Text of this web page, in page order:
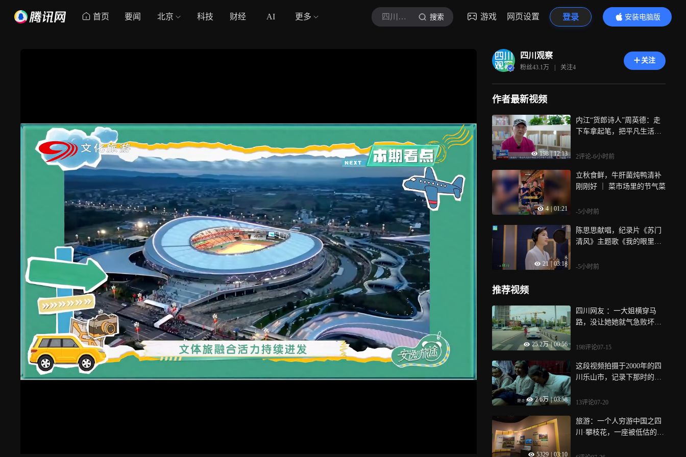
首页 要闻 北京 科技 财经 AI 更多 四川观察 搜索 游戏 网页设置 登录
安装电脑版
内容更精彩
四川观察
粉丝43.1万 | 关注4
关注
作者最新视频
198 | 12:13
内江“货郎诗人”周英德：走
下车拿起笔，把平凡生活过
2评论-6小时前
4 01:21
立秋食鲜，牛肝菌炖鸭清补
刚刚好 ｜ 菜市场里的节气菜
-5小时前
21 | 03:18
陈思思献唱，纪录片《苏门
清风》主题歌《我的眼里》
-5小时前
推荐视频
25.2万 | 00:56
四川网友 ：一大姐横穿马
路，没让她她就气急败坏直
她还坐在路中间！
198评论07-15
2.6万 | 03:58
这段视频拍摄于2000年的四
川乐山市，记录下那时的人
13评论07-20
5329 03:10
旅游：一个人穷游中国之四
川·攀枝花，一座被低估的钢
市